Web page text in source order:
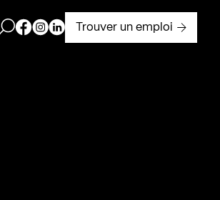
Ouvrir la barre de recherche
Page Facebook de Kollectif
Page Instagram de Kollectif
Page Linkedin de Kollectif
Trouver un emploi